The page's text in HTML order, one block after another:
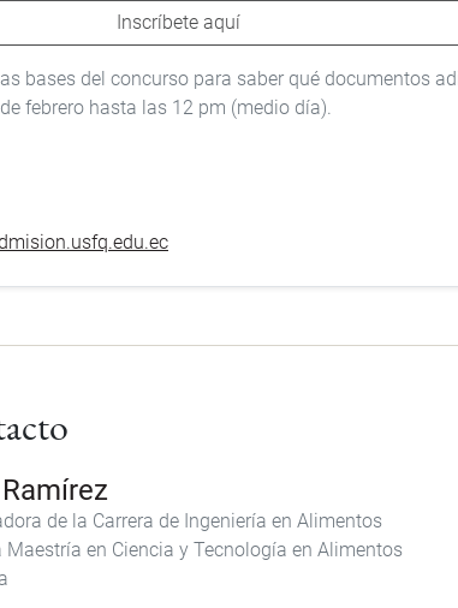
Inscríbete aquí
bases del concurso para saber qué documentos
febrero hasta las 12 pm (medio día).
de la Carrera de Ingeniería en Alimentos
Maestría en Ciencia y Tecnología en Alimentos